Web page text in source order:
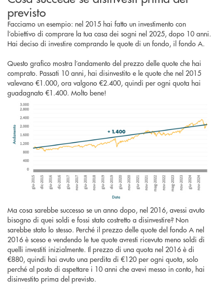
previsto
Facciamo un esempio: nel 2015 hai fatto un investimento con
l’obiettivo di comprare la tua casa dei sogni nel 2025, dopo 10 anni.
Hai deciso di investire comprando le quote di un fondo, il fondo A.
Questo grafico mostra l’andamento del prezzo delle quote che hai
comprato. Passati 10 anni, hai disinvestito e le quote che nel 2015
valevano €1.000, ora valgono €2.400, quindi per ogni quota hai
guadagnato €1.400. Molto bene!
Ma cosa sarebbe successo se un anno dopo, nel 2016, avessi avuto
bisogno di quei soldi e fossi stato costretto a disinvestire? Non
sarebbe stato lo stesso. Perché il prezzo delle quote del fondo A nel
2016 è sceso e vendendo le tue quote avresti ricevuto meno soldi di
quelli investiti inizialmente. Il prezzo di una quota nel 2016 è di
€880, quindi hai avuto una perdita di €120 per ogni quota, solo
perché al posto di aspettare i 10 anni che avevi messo in conto, hai
disinvestito prima del previsto.